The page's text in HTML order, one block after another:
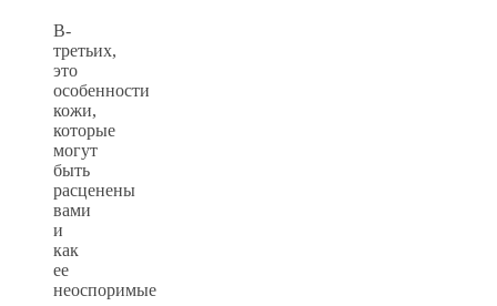
В-
третьих,
это
особенности
кожи,
которые
могут
быть
расценены
вами
и
как
ее
неоспоримые